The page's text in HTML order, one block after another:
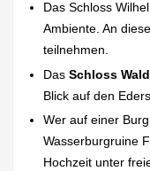
Das Schloss
Ambiente. An
teilnehmen.
DasSchloss
Blick auf den
Wer auf einer
Wasserburgruine
Hochzeit unter